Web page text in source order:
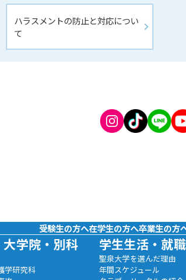
ハラスメントの防止と対応につい
て
受験生の方へ在学生の方へ卒業生の方
大学院・別科
学研究科
学生生活・就職
聖泉大学を選んだ理由
年間スケジュール